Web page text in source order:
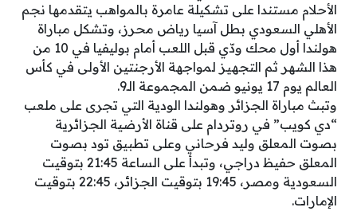
الأحلام مستندا على تشكيلة عامرة بالمواهب يتقدمها نجم
الأهلي السعودي بطل آسيا رياض محرز، وتشكل مباراة
هولندا أول محك ودّي قبل اللعب أمام بوليفيا في 10 من
هذا الشهر ثم التجهيز لمواجهة الأرجنتين الأولى في كأس
العالم يوم 17 يونيو ضمن المجموعة الـ9.
وتبث مباراة الجزائر وهولندا الودية التي تجرى على ملعب
“دي كويب” في روتردام على قناة الأرضية الجزائرية
بصوت المعلق وليد فرحاني وعلى تطبيق تود بصوت
المعلق حفيظ دراجي، وتبدأ على الساعة 21:45 بتوقيت
السعودية ومصر، 19:45 بتوقيت الجزائر، 22:45 بتوقيت
الإمارات.